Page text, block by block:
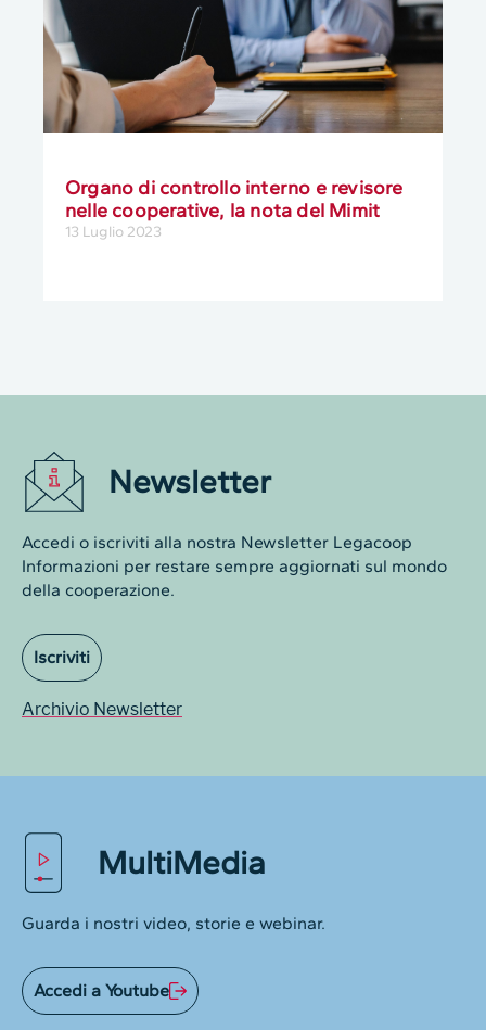
Organo di controllo interno e revisore
nelle cooperative, la nota del Mimit
13 Luglio 2023
Newsletter
Accedi o iscriviti alla nostra Newsletter Legacoop
Informazioni per restare sempre aggiornati sul mondo
della cooperazione.
Iscriviti
Archivio Newsletter
MultiMedia
Guarda i nostri video, storie e webinar.
Accedi a Youtube